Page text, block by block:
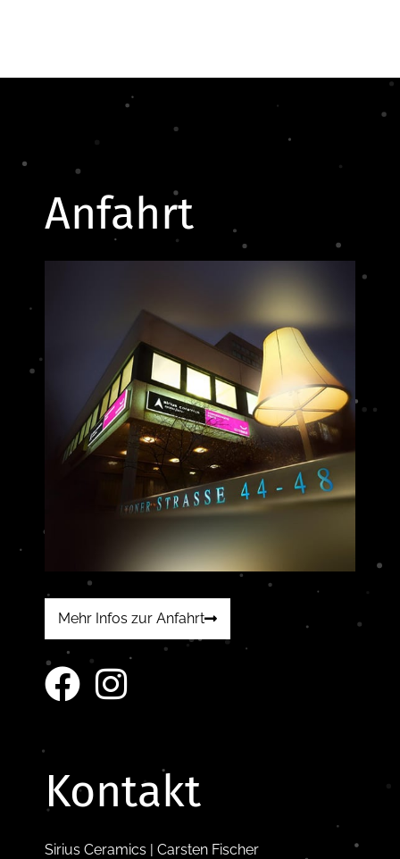
Anfahrt
Mehr Infos zur Anfahrt
Kontakt
Sirius Ceramics | Carsten Fischer